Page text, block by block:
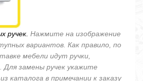
ручек. Нажмите на изображение
вариантов. Как правило, по
мебели идут ручки,
Для замены ручек укажите
каталога в примечании к заказу